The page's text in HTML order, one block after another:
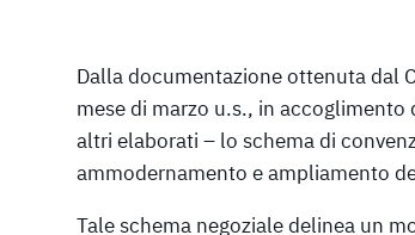
Dalla documentazione ottenuta dal
mese di marzo u.s., in
altri elaborati – lo schema di
ammodernamento e ampliamento
Tale schema negoziale delinea un